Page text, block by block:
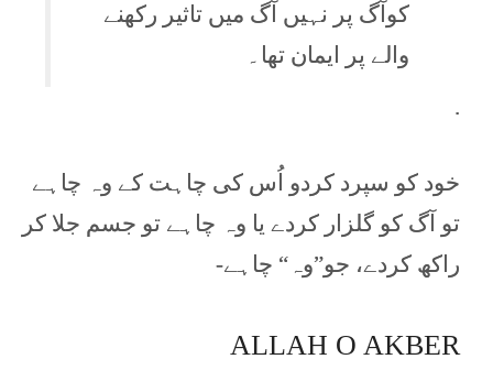
کوآگ پر نہیں آگ میں تاثیر رکھنے
والے پر ایمان تھا۔
.
خود کو سپرد کردو اُس کی چاہت کے وہ چاہے
تو آگ کو گلزار کردے یا وہ چاہے تو جسم جلا کر
راکھ کردے، جو”وہ“ چاہے-
ALLAH O AKBER